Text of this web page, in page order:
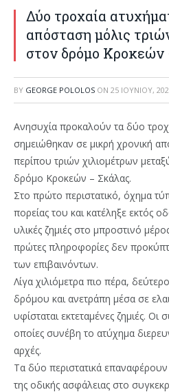
Δύο τροχαία
απόσταση μόλις
στον δρόμο
BY GEORGE POLOLOS ON 25 ΙΟΥΝΊΟΥ,
Ανησυχία προκαλούν τα δύο
σημειώθηκαν σε μικρή χρονική
περίπου τριών χιλιομέτρων
δρόμο Κροκεών – Σκάλας.
Στο πρώτο περιστατικό, όχημα
πορείας του και κατέληξε εκτός
υλικές ζημιές στο μπροστινό
πρώτες πληροφορίες δεν
των επιβαινόντων.
Λίγα χιλιόμετρα πιο πέρα,
δρόμου και ανετράπη μέσα σε
υφίσταται εκτεταμένες ζημιές. Οι
οποίες συνέβη το ατύχημα
αρχές.
Τα δύο περιστατικά
της οδικής ασφάλειας στο